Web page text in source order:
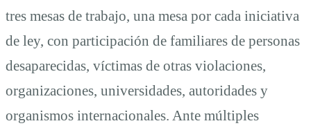
tres mesas de trabajo, una mesa por cada iniciativa
de ley, con participación de familiares de personas
desaparecidas, víctimas de otras violaciones,
organizaciones, universidades, autoridades y
organismos internacionales. Ante múltiples